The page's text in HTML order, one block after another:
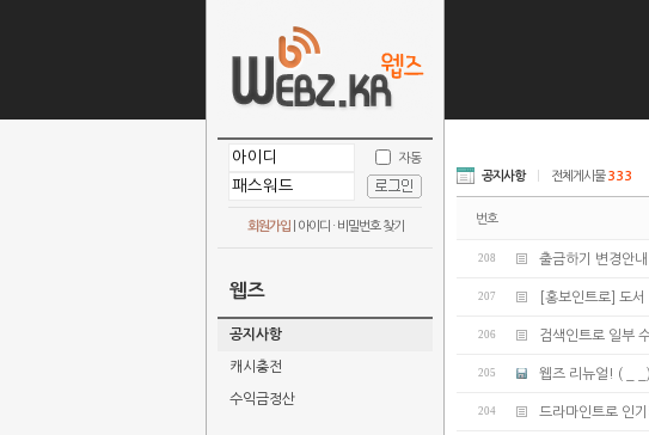
자동
회원가입| 아이디 · 비밀번호 찾기
웹즈
공지사항
캐시충전
수익금정산
공지사항 전체게시물333
번호
208 출금하기 변경안내
207 [홍보인트로] 도
206 검색인트로 일부
205 웹즈 리뉴얼! ( _
204 드라마인트로 인